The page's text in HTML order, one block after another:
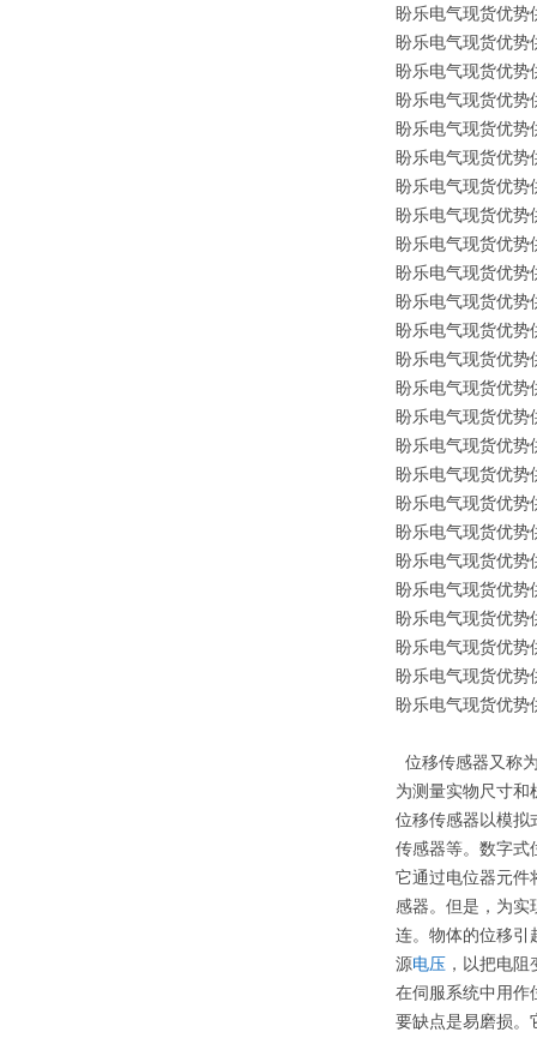
盼乐电气现货优势
盼乐电气现货优势
盼乐电气现货优势
盼乐电气现货优势
盼乐电气现货优势
盼乐电气现货优势
盼乐电气现货优势
盼乐电气现货优
盼乐电气现货优势
盼乐电气现货优势
盼乐电气现货优势
盼乐电气现货优势
盼乐电气现货优势
盼乐电气现货优势
盼乐电气现货优势
盼乐电气现货优势
盼乐电气现货优势
盼乐电气现货优势
盼乐电气现货优势
盼乐电气现货优势
盼乐电气现货优势
盼乐电气现货优势
盼乐电气现货优势
盼乐电气现货优势
盼乐电气现货优势
位移传感器又称
为测量实物尺寸和
位移传感器以模拟
传感器等。数字式
它通过电位器元件
感器。但是，为实
连。物体的位移引
源电压 ，以把电
在伺服系统中用作
要缺点是易磨损。